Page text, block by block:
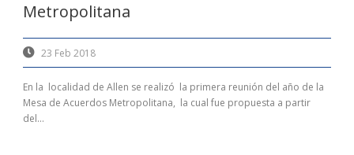
Metropolitana
23 Feb 2018
En la localidad de Allen se realizó la primera reunión del año de la
Mesa de Acuerdos Metropolitana, la cual fue propuesta a partir
del...